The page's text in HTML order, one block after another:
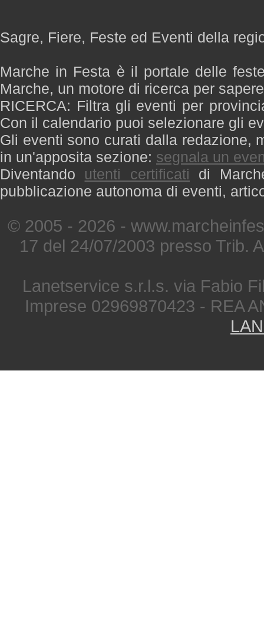
Sagre, Fiere, Feste ed Eventi della
Marche in Festa è il portale delle
Marche, un motore di ricerca per
RICERCA: Filtra gli eventi per
Con il calendario puoi selezionare gli
Gli eventi sono curati dalla redazione,
in un'apposita sezione: segnala un
Diventando utenti certificati di
pubblicazione autonoma di eventi,
© 2005 - 2026 -
17 del 24/07/2003 presso Trib.
Lanetservice s.r.l.s. via Fabio
Imprese 02969870423 - REA